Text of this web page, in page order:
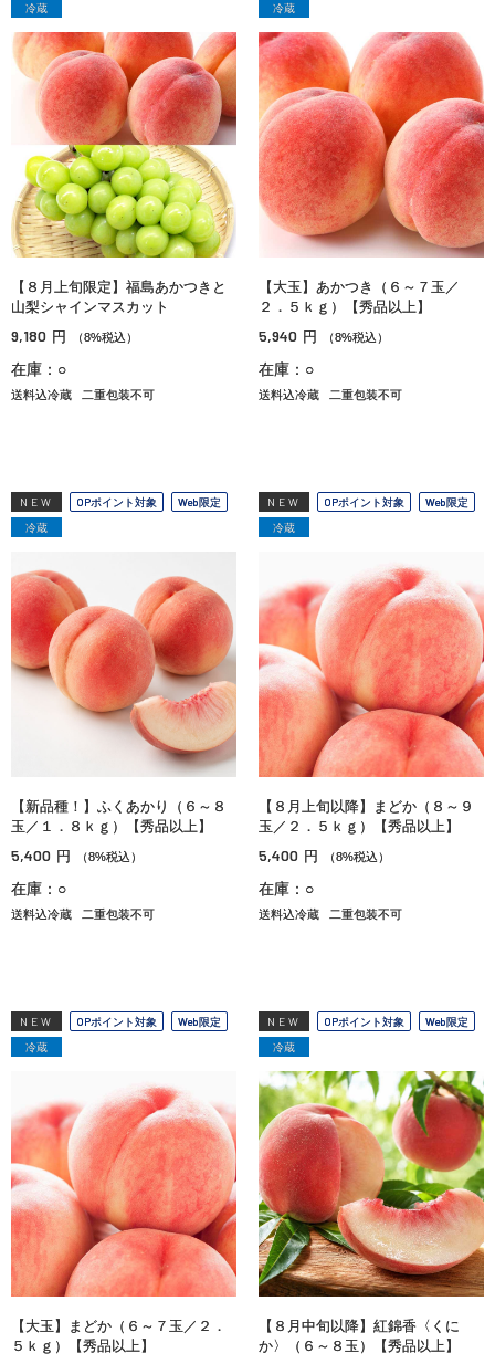
冷蔵
【８月上旬限定】福島あかつきと
山梨シャインマスカット
9,180 円 （8%税込）
在庫：○
送料込冷蔵 二重包装不可
冷蔵
【大玉】あかつき（６～７玉／
２．５ｋｇ）【秀品以上】
5,940 円 （8%税込）
在庫：○
送料込冷蔵 二重包装不可
NEW OPポイント対象
Web限定
冷蔵
【新品種！】ふくあかり（６～８
玉／１．８ｋｇ）【秀品以上】
5,400 円 （8%税込）
在庫：○
送料込冷蔵 二重包装不可
NEW OPポイント対象
Web限定
冷蔵
【８月上旬以降】まどか（８～９
玉／２．５ｋｇ）【秀品以上】
5,400 円 （8%税込）
在庫：○
送料込冷蔵 二重包装不可
NEW OPポイント対象
Web限定
冷蔵
【大玉】まどか（６～７玉／２．
５ｋｇ）【秀品以上】
NEW OPポイント対象
Web限定
冷蔵
【８月中旬以降】紅錦香〈くに
か〉（６～８玉）【秀品以上】